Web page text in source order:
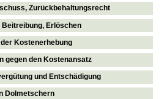
Zurückbehaltungsrecht
Erlöschen
Kostenerhebung
gegen den Kostenansatz
und Entschädigung
Dolmetschern